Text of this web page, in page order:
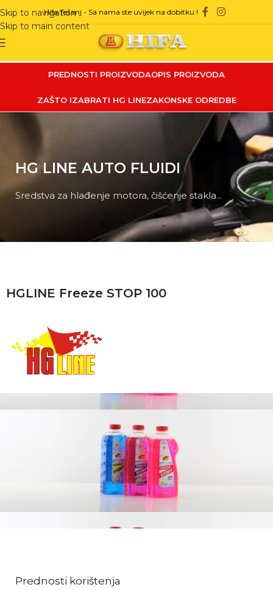
Skip to navigation
Skip to main content
Hifa Tešanj - Sa nama ste uvijek na dobitku !
PREDNOSTI PROIZVODAOPIS PROIZVODA
ZAŠTO IZABRATI HG LINEZAKONSKE ODREDBE
HG LINE AUTO FLUIDI
Sredstva za hlađenje motora, čišćenje stakla...
HGLINE Freeze STOP 100
Prednosti korištenja